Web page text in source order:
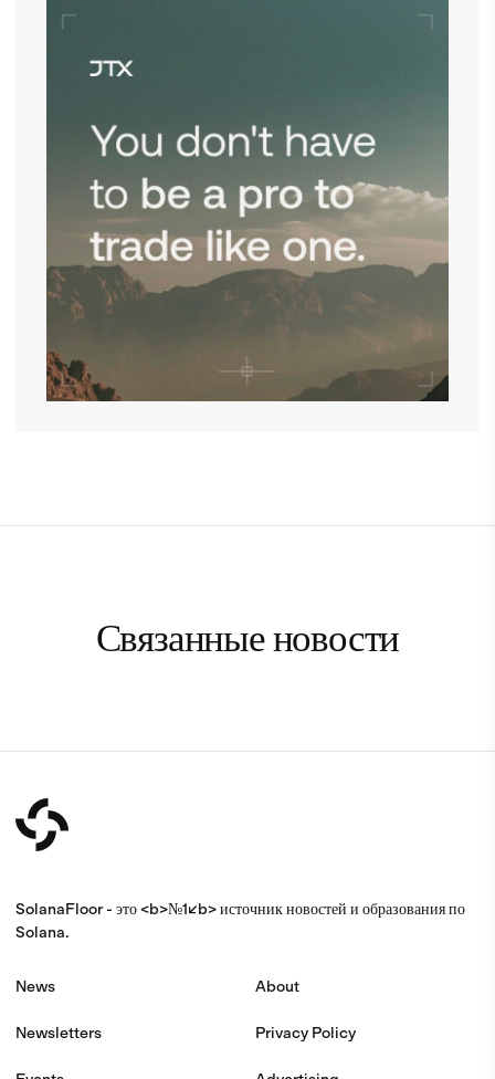
Связанные новости
SolanaFloor - это <b>№1</b> источник новостей и образования по
Solana.
News
Newsletters
About
Privacy Policy